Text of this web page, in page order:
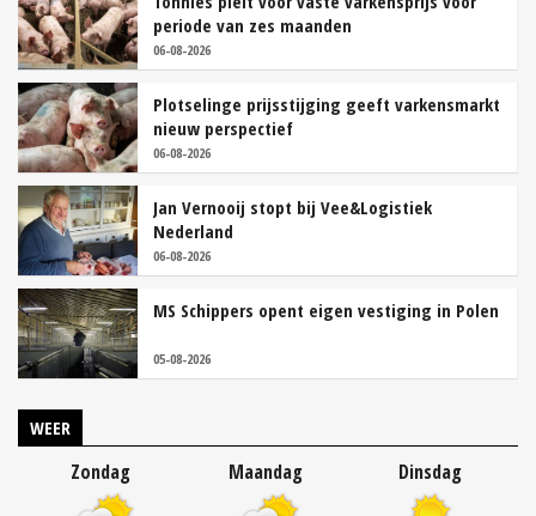
periode van zes maanden
06-08-2026
Plotselinge prijsstijging geeft varkensmarkt
nieuw perspectief
06-08-2026
Jan Vernooij stopt bij Vee&Logistiek
Nederland
06-08-2026
MS Schippers opent eigen vestiging in Polen
05-08-2026
WEER
Zondag Maandag Dinsdag